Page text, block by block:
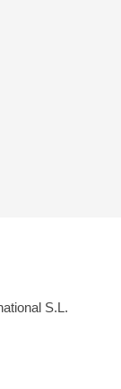
S.L.